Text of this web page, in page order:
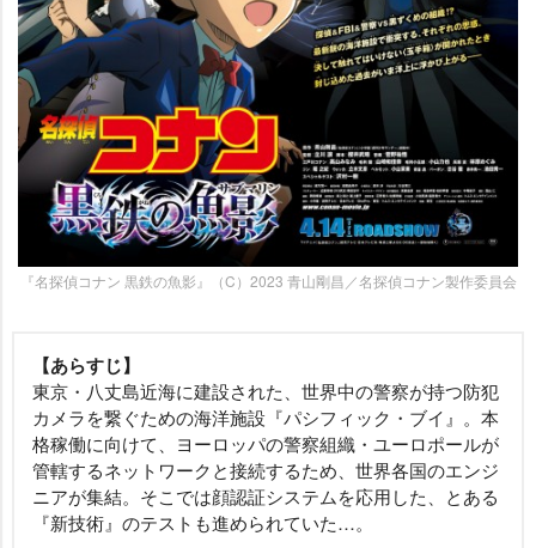
『名探偵コナン 黒鉄の魚影』（C）2023 青山剛昌／名探偵コナン製作委員会
【あらすじ】
東京・八丈島近海に建設された、世界中の警察が持つ防犯
カメラを繋ぐための海洋施設『パシフィック・ブイ』。本
格稼働に向けて、ヨーロッパの警察組織・ユーロポールが
管轄するネットワークと接続するため、世界各国のエンジ
ニアが集結。そこでは顔認証システムを応用した、とある
『新技術』のテストも進められていた…。